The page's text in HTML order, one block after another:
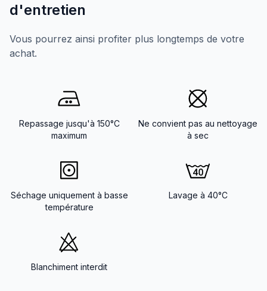
d'entretien
Vous pourrez ainsi profiter plus longtemps de votre
achat.
Repassage jusqu'à 150°C
maximum
Ne convient pas au nettoyage
à sec
Séchage uniquement à basse
température
Lavage à 40°C
Blanchiment interdit